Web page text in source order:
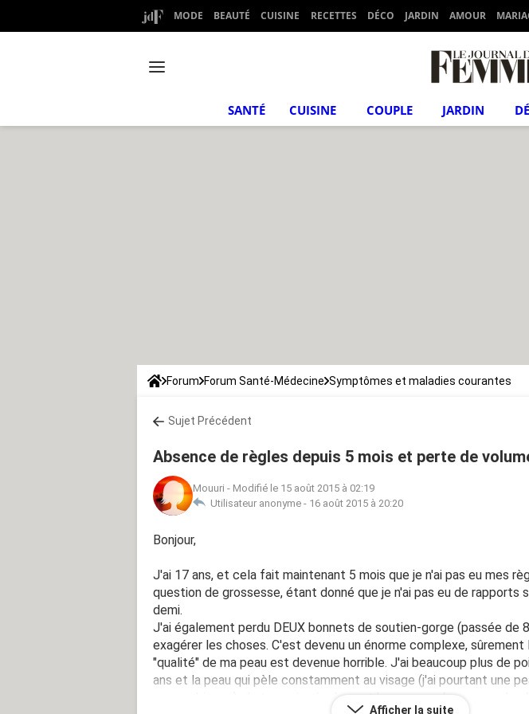
MODE BEAUTÉ CUISINE RECETTES DÉCO JARDIN AMOUR
SANTÉ CUISINE COUPLE JARDIN
Forum Forum Santé-Médecine Symptômes et maladies courantes
Sujet Précédent
Absence de règles depuis 5 mois et perte de
Mouuri - Modifié le 15 août 2015 à 02:19
Utilisateur anonyme - 16 août 2015 à 20:20
Bonjour,
J'ai 17 ans, et cela fait maintenant 5 mois que je n'ai pas eu mes
question de grossesse, étant donné que je n'ai pas eu de rapports
demi.
J'ai également perdu DEUX bonnets de soutien-gorge (passée de
exagérer les choses. C'est devenu un énorme complexe, sûrement
"qualité" de ma peau est devenue horrible. J'ai beaucoup plus de
ans et la peau qui pèle constamment au visage (j'ai pourtant une
grasse, bizarre). Je transpire également beaucoup plus en cas de
Afficher la suite